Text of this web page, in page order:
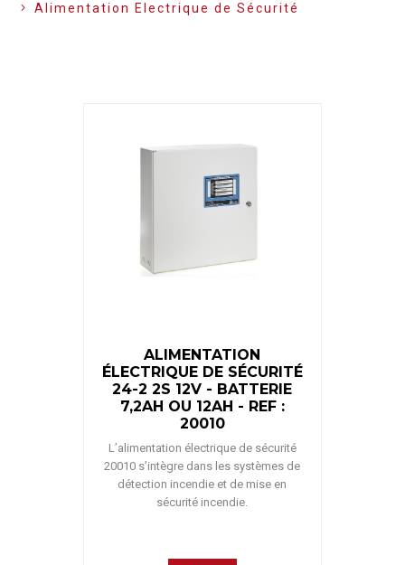
Alimentation Electrique de Sécurité
ALIMENTATION
ÉLECTRIQUE DE SÉCURITÉ
24-2 2S 12V - BATTERIE
7,2AH OU 12AH - REF :
20010
L’alimentation électrique de sécurité
20010 s’intègre dans les systèmes de
détection incendie et de mise en
sécurité incendie.